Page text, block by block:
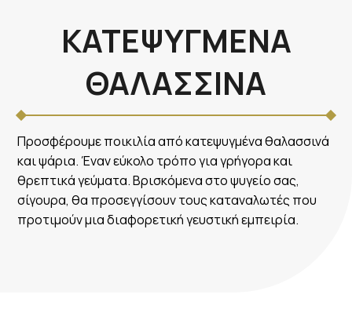
ΚΑΤΕΨΥΓΜΕΝΑ
ΘΑΛΑΣΣΙΝΑ
Προσφέρουμε ποικιλία από κατεψυγμένα θαλασσινά
και ψάρια. Έναν εύκολο τρόπο για γρήγορα και
θρεπτικά γεύματα. Βρισκόμενα στο ψυγείο σας,
σίγουρα, θα προσεγγίσουν τους καταναλωτές που
προτιμούν μια διαφορετική γευστική εμπειρία.